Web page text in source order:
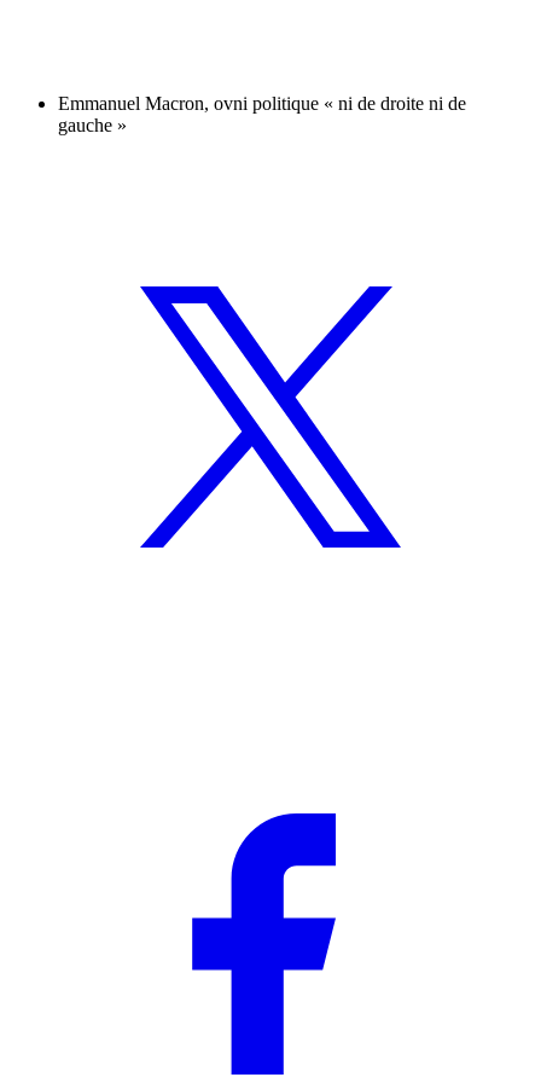
Emmanuel Macron, ovni politique « ni de droite ni de
gauche »